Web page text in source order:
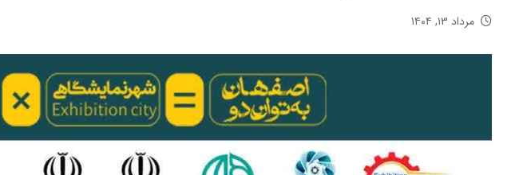
مرداد ۱۳, ۱۴۰۴